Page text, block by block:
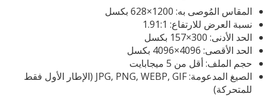
المقاس المُوصى به: 1200×628 بكسل
نسبة العرض للارتفاع: 1.91:1
الحد الأدنى: 300×157 بكسل
الحد الأقصى: 4096×4096 بكسل
حجم الملف: أقل من 5 ميجابايت
الصيغ المدعومة: JPG, PNG, WEBP, GIF (الإطار الأول فقط
للمتحركة)